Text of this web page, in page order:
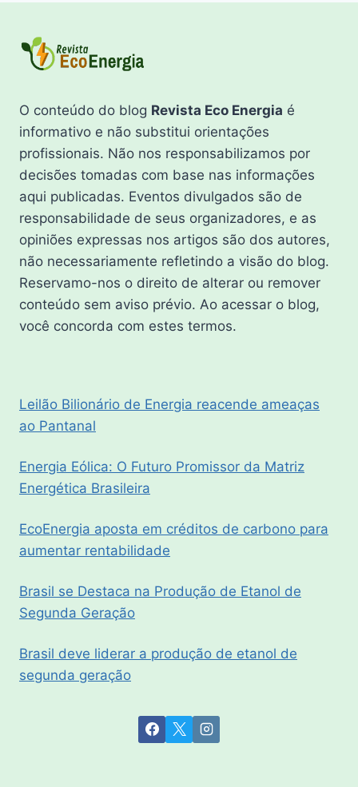
O conteúdo do blog Revista Eco Energia é
informativo e não substitui orientações
profissionais. Não nos responsabilizamos por
decisões tomadas com base nas informações
aqui publicadas. Eventos divulgados são de
responsabilidade de seus organizadores, e as
opiniões expressas nos artigos são dos autores,
não necessariamente refletindo a visão do blog.
Reservamo-nos o direito de alterar ou remover
conteúdo sem aviso prévio. Ao acessar o blog,
você concorda com estes termos.
Leilão Bilionário de Energia reacende ameaças
ao Pantanal
Energia Eólica: O Futuro Promissor da Matriz
Energética Brasileira
EcoEnergia aposta em créditos de carbono para
aumentar rentabilidade
Brasil se Destaca na Produção de Etanol de
Segunda Geração
Brasil deve liderar a produção de etanol de
segunda geração